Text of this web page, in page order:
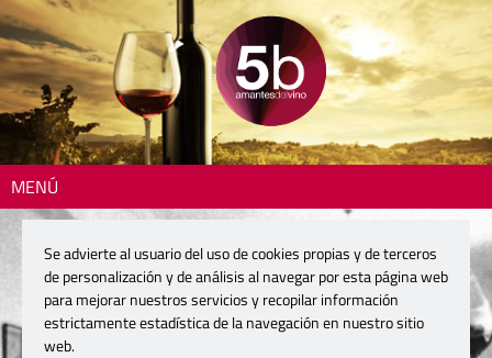
MENÚ
Se advierte al usuario del uso de cookies propias y de terceros
de personalización y de análisis al navegar por esta página web
para mejorar nuestros servicios y recopilar información
estrictamente estadística de la navegación en nuestro sitio
web.